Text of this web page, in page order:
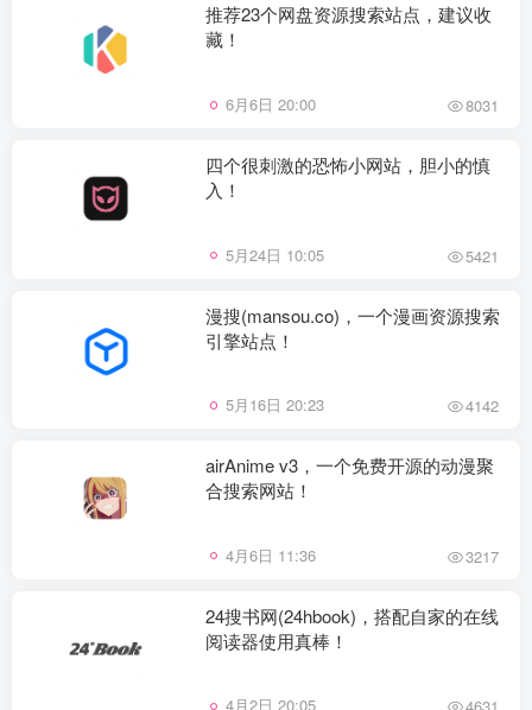
推荐23个网盘资源搜索站点，建议收
藏！
6月6日 20:00 8031
四个很刺激的恐怖小网站，胆小的慎
入！
5月24日 10:05 5421
漫搜(mansou.co)，一个漫画资源搜索
引擎站点！
5月16日 20:23 4142
airAnime v3，一个免费开源的动漫聚
合搜索网站！
4月6日 11:36 3217
24搜书网(24hbook)，搭配自家的在线
阅读器使用真棒！
4月2日 20:05